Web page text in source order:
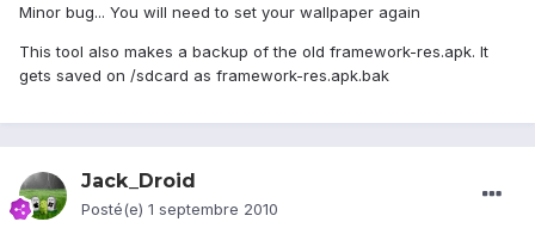
Minor bug... You will need to set your wallpaper again
This tool also makes a backup of the old framework-res.apk. It
gets saved on /sdcard as framework-res.apk.bak
Jack_Droid
Posté(e) 1 septembre 2010